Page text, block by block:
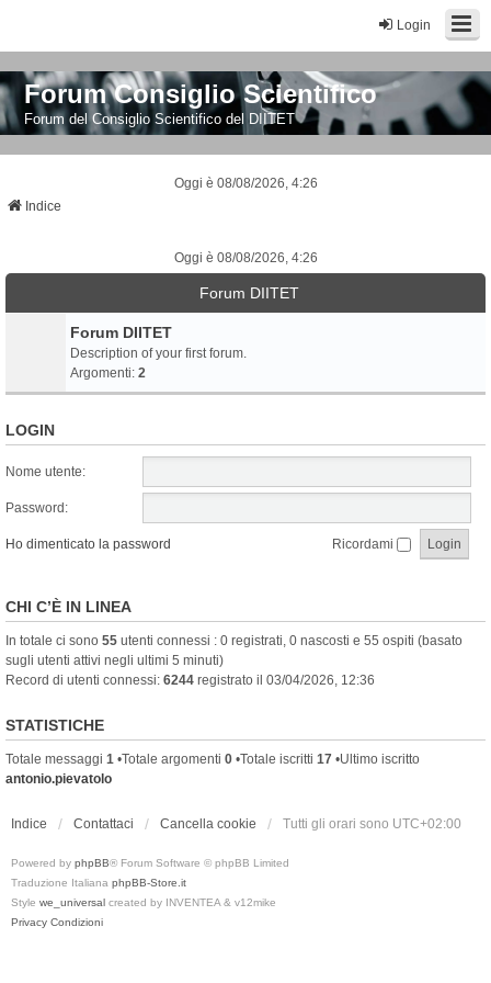
Login
Forum Consiglio Scientifico
Forum del Consiglio Scientifico del DIITET
Oggi è 08/08/2026, 4:26
Indice
Oggi è 08/08/2026, 4:26
Forum DIITET
Forum DIITET
Description of your first forum.
Argomenti: 2
LOGIN
Nome utente:
Password:
Ho dimenticato la password Ricordami
CHI C’È IN LINEA
In totale ci sono 55 utenti connessi : 0 registrati, 0 nascosti e 55 ospiti (basato
sugli utenti attivi negli ultimi 5 minuti)
Record di utenti connessi: 6244 registrato il 03/04/2026, 12:36
STATISTICHE
Totale messaggi 1 •Totale argomenti 0 •Totale iscritti 17 •Ultimo iscritto
antonio.pievatolo
Indice Contattaci Cancella cookie Tutti gli orari sono UTC+02:00
Powered by phpBB® Forum Software © phpBB Limited
Traduzione Italiana phpBB-Store.it
Style we_universal created by INVENTEA & v12mike
Privacy Condizioni